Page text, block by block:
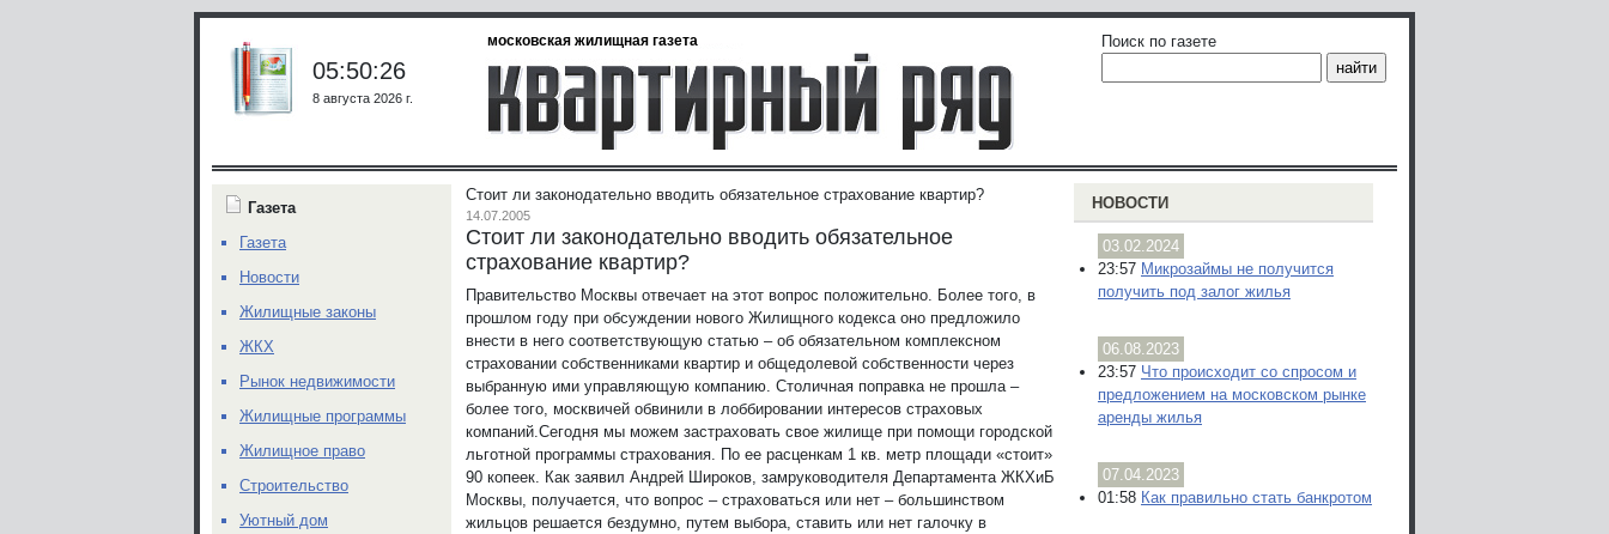
московская жилищная газета
05:50:26
8 августа 2026 г.
Поиск по газете
Стоит ли законодательно вводить обязательное страхование квартир?
14.07.2005
Стоит ли законодательно вводить обязательное
страхование квартир?
Правительство Москвы отвечает на этот вопрос положительно. Более того, в
прошлом году при обсуждении нового Жилищного кодекса оно предложило
внести в него соответствующую статью – об обязательном комплексном
страховании собственниками квартир и общедолевой собственности через
выбранную ими управляющую компанию. Столичная поправка не прошла –
более того, москвичей обвинили в лоббировании интересов страховых
компаний. Сегодня мы можем застраховать свое жилище при помощи городской
льготной программы страхования. По ее расценкам 1 кв. метр площади «стоит»
90 копеек. Как заявил Андрей Широков, замруководителя Департамента ЖКХиБ
Москвы, получается, что вопрос – страховаться или нет – большинством
жильцов решается бездумно, путем выбора, ставить или нет галочку в
НОВОСТИ
03.02.2024
23:57 Микрозаймы не получится
получить под залог жилья
06.08.2023
23:57 Что происходит со спросом и
предложением на московском рынке
аренды жилья
07.04.2023
01:58 Как правильно стать банкротом
Газета
Газета
Новости
Жилищные законы
ЖКХ
Рынок недвижимости
Жилищные программы
Жилищное право
Строительство
Уютный дом